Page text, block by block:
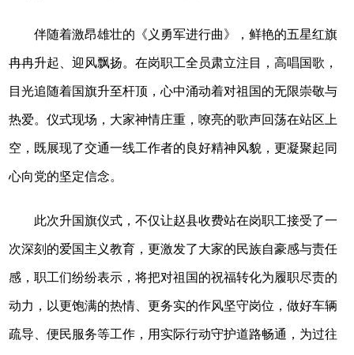
伴随着激昂雄壮的《义勇军进行曲》，鲜艳的五星红旗
冉冉升起、迎风飘扬。在岗职工全员肃立注目，高唱国歌，
目光追随着国旗升至杆顶，心中涌动着对祖国的无限崇敬与
热爱。仪式现场，大家神情庄重，嘹亮的歌声回荡在站区上
空，既展现了交通一线工作者的良好精神风貌，更凝聚起同
心向党的坚定信念。
此次升国旗仪式，不仅让赵县收费站在岗职工接受了一
次深刻的爱国主义教育，更激发了大家的民族自豪感与责任
感，职工们纷纷表示，将把对祖国的祝福转化为履职尽责的
动力，以更饱满的热情、更务实的作风坚守岗位，做好车辆
疏导、便民服务等工作，用实际行动守护道路畅通，为过往